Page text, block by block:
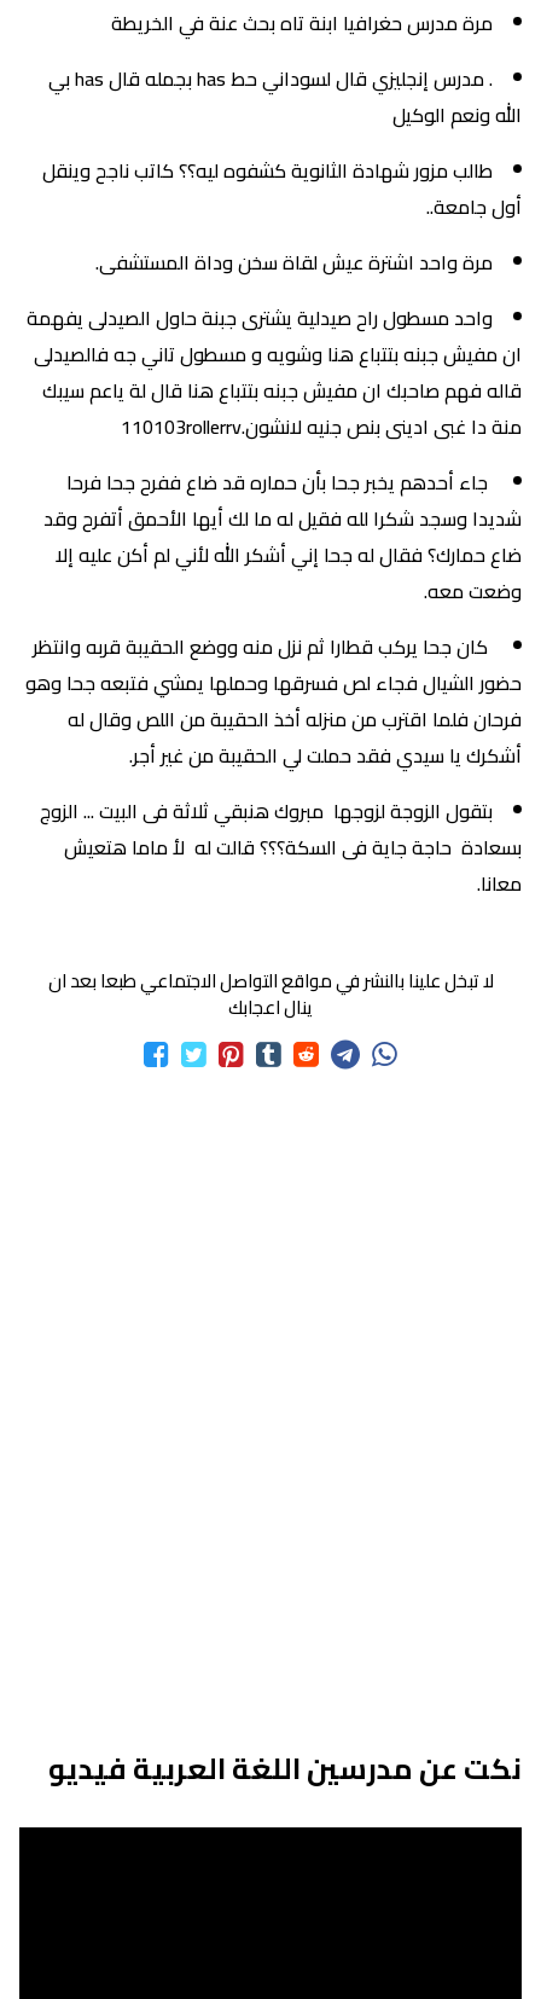
مرة مدرس حغرافيا ابنة تاه بحث عنة في الخريطة
. مدرس إنجليزي قال لسوداني حط has بجمله قال has بي
الله ونعم الوكيل
طالب مزور شهادة الثانوية كشفوه ليه؟؟ كاتب ناجح وينقل
أول جامعة..
مرة واحد اشترة عيش لقاة سخن وداة المستشفى.
واحد مسطول راح صيدلية يشترى جبنة حاول الصيدلى يفهمة
ان مفيش جبنه بتتباع هنا وشويه و مسطول تاني جه فالصيدلى
قاله فهم صاحبك ان مفيش جبنه بتتباع هنا قال لة ياعم سيبك
منة دا غبى ادينى بنص جنيه لانشون.110103rollerrv
جاء أحدهم يخبر جحا بأن حماره قد ضاع ففرح جحا فرحا
شديدا وسجد شكرا لله فقيل له ما لك أيها الأحمق أتفرح وقد
ضاع حمارك؟ فقال له جحا إني أشكر الله لأني لم أكن عليه إلا
وضعت معه.
كان جحا يركب قطارا ثم نزل منه ووضع الحقيبة قربه وانتظر
حضور الشيال فجاء لص فسرقها وحملها يمشي فتبعه جحا وهو
فرحان فلما اقترب من منزله أخذ الحقيبة من اللص وقال له
أشكرك يا سيدي فقد حملت لي الحقيبة من غير أجر.
بتقول الزوجة لزوجها مبروك هنبقي ثلاثة فى البيت ... الزوج
بسعادة حاجة جاية فى السكة؟؟؟ قالت له لأ ماما هتعيش
معانا.
لا تبخل علينا بالنشر في مواقع التواصل الاجتماعي طبعا بعد ان
ينال اعجابك
نكت عن مدرسين اللغة العربية فيديو